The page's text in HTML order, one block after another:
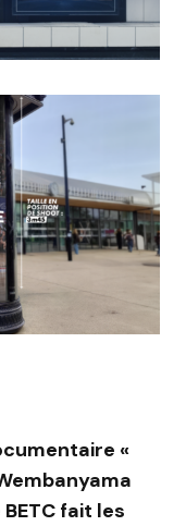
«
BETC fait les